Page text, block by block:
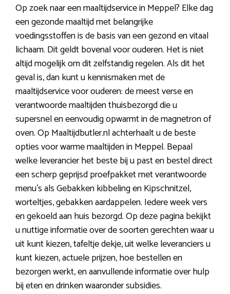
Op zoek naar een maaltijdservice in Meppel? Elke dag
een gezonde maaltijd met belangrijke
voedingsstoffen is de basis van een gezond en vitaal
lichaam. Dit geldt bovenal voor ouderen. Het is niet
altijd mogelijk om dit zelfstandig regelen. Als dit het
geval is, dan kunt u kennismaken met de
maaltijdservice voor ouderen: de meest verse en
verantwoorde maaltijden thuisbezorgd die u
supersnel en eenvoudig opwarmt in de magnetron of
oven. Op Maaltijdbutler.nl achterhaalt u de beste
opties voor warme maaltijden in Meppel. Bepaal
welke leverancier het beste bij u past en bestel direct
een scherp geprijsd proefpakket met verantwoorde
menu’s als Gebakken kibbeling en Kipschnitzel,
worteltjes, gebakken aardappelen. Iedere week vers
en gekoeld aan huis bezorgd. Op deze pagina bekijkt
u nuttige informatie over de soorten gerechten waar u
uit kunt kiezen, tafeltje dekje, uit welke leveranciers u
kunt kiezen, actuele prijzen, hoe bestellen en
bezorgen werkt, en aanvullende informatie over hulp
bij eten en drinken waaronder subsidies.